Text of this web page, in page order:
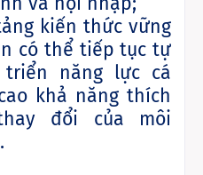
kiến thức vững
có thể tiếp tục tự
năng lực cá
khả năng thích
đổi của môi